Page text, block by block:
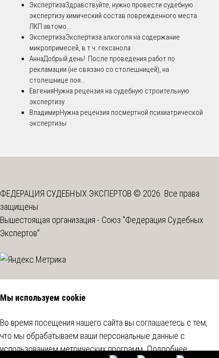
ЭкспертизаЗдравствуйте, нужно провести судебную
экспертизу химический состав поврежденного места
ЛКП автомо...
ЭкспертизаЭкспертиза алкоголя на содержание
микропримесей, в т.ч. гексанола
АннаДобрый день! После проведения работ по
рекламации (не связано со столешницей), на
столешнице поя...
ЕвгенияНужна рецензия на судебную строительную
экспертизу
ВладимирНужна рецензия посмертной психиатрической
экспертизы
ФЕДЕРАЦИЯ СУДЕБНЫХ ЭКСПЕРТОВ © 2026. Все права
защищены
Вышестоящая организация - Союз "Федерация Судебных
Экспертов"
Мы используем cookie
Во время посещения нашего сайта вы соглашаетесь с тем,
что мы обрабатываем ваши персональные данные с
использованием метрических программ.Подробнее